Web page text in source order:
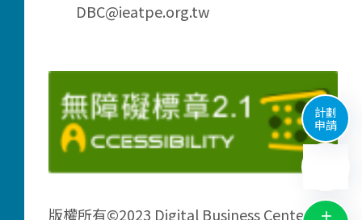
計劃
申請
DBC@ieatpe.org.tw
版權所有©2023 Digital Business Center